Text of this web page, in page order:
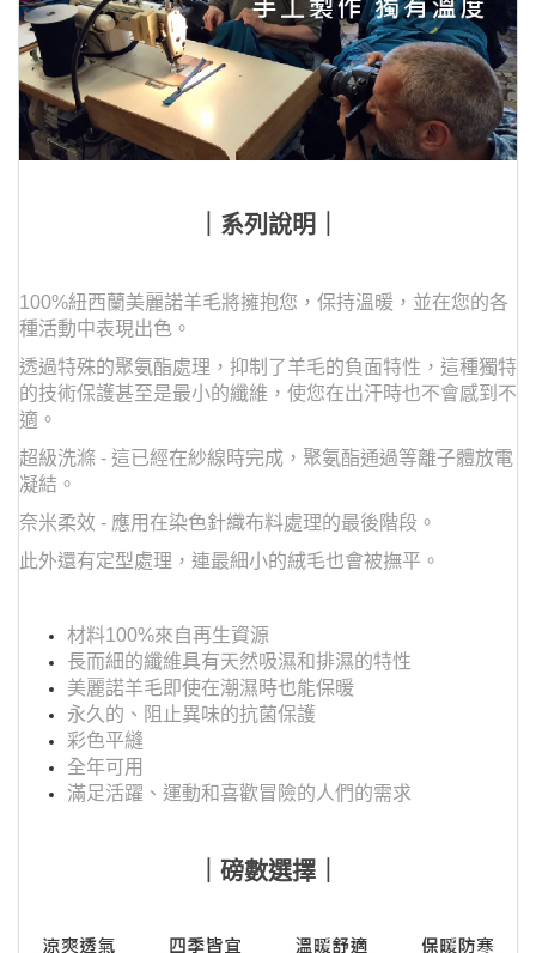
｜系列說明｜
100%紐西蘭美麗諾羊毛將擁抱您，保持溫暖，並在您的各
種活動中表現出色。
透過特殊的聚氨酯處理，抑制了羊毛的負面特性，這種獨特
的技術保護甚至是最小的纖維，使您在出汗時也不會感到不
適。
超級洗滌 - 這已經在紗線時完成，聚氨酯通過等離子體放電
凝結。
奈米柔效 - 應用在染色針織布料處理的最後階段。
此外還有定型處理，連最細小的絨毛也會被撫平。
材料100%來自再生資源
長而細的纖維具有天然吸濕和排濕的特性
美麗諾羊毛即使在潮濕時也能保暖
永久的、阻止異味的抗菌保護
彩色平縫
全年可用
滿足活躍、運動和喜歡冒險的人們的需求
｜磅數選擇｜